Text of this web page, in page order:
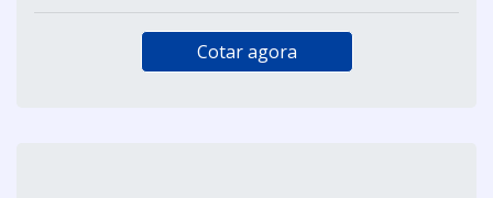
Cotar agora